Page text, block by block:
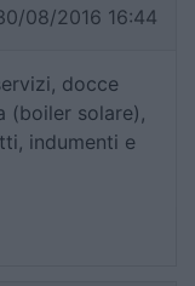
08/2016 16:44
docce
(boiler solare),
indumenti e